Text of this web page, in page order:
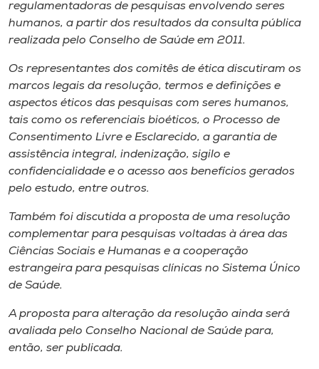
Museu
Store
Selecione
regulamentadoras de pesquisas envolvendo seres
humanos, a partir dos resultados da consulta pública
realizada pelo Conselho de Saúde em 2011.
Os representantes dos comitês de ética discutiram os
marcos legais da resolução, termos e definições e
aspectos éticos das pesquisas com seres humanos,
tais como os referenciais bioéticos, o Processo de
Consentimento Livre e Esclarecido, a garantia de
assistência integral, indenização, sigilo e
confidencialidade e o acesso aos benefícios gerados
pelo estudo, entre outros.
Também foi discutida a proposta de uma resolução
complementar para pesquisas voltadas à área das
Ciências Sociais e Humanas e a cooperação
estrangeira para pesquisas clínicas no Sistema Único
de Saúde.
A proposta para alteração da resolução ainda será
avaliada pelo Conselho Nacional de Saúde para,
então, ser publicada.